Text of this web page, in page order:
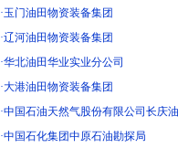
·江苏天安防雷工程有限责任公司
·山东东营胜利工业园区
·上海鼓风机厂有限公司
·中核苏阀科技实业股份有限公司
·玉门油田物资装备集团
·辽河油田物资装备集团
·华北油田华业实业分公司
·大港油田物资装备集团
·中国石油天然气股份有限公司长庆油
·中国石化集团中原石油勘探局